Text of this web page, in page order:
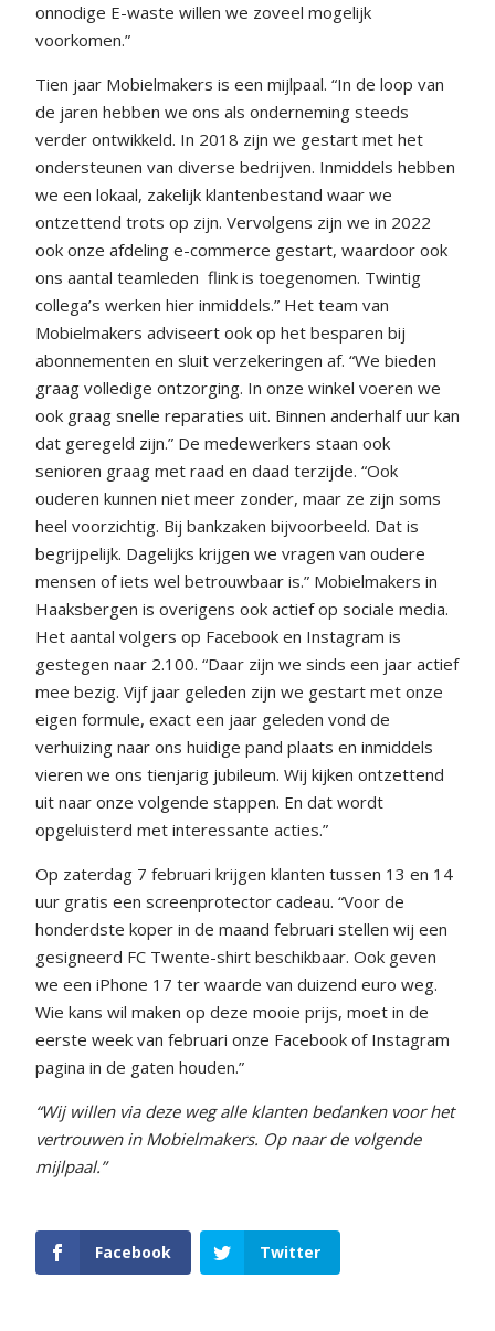
onnodige E-waste willen we zoveel mogelijk
voorkomen.”
Tien jaar Mobielmakers is een mijlpaal. “In de loop van
de jaren hebben we ons als onderneming steeds
verder ontwikkeld. In 2018 zijn we gestart met het
ondersteunen van diverse bedrijven. Inmiddels hebben
we een lokaal, zakelijk klantenbestand waar we
ontzettend trots op zijn. Vervolgens zijn we in 2022
ook onze afdeling e-commerce gestart, waardoor ook
ons aantal teamleden flink is toegenomen. Twintig
collega’s werken hier inmiddels.” Het team van
Mobielmakers adviseert ook op het besparen bij
abonnementen en sluit verzekeringen af. “We bieden
graag volledige ontzorging. In onze winkel voeren we
ook graag snelle reparaties uit. Binnen anderhalf uur kan
dat geregeld zijn.” De medewerkers staan ook
senioren graag met raad en daad terzijde. “Ook
ouderen kunnen niet meer zonder, maar ze zijn soms
heel voorzichtig. Bij bankzaken bijvoorbeeld. Dat is
begrijpelijk. Dagelijks krijgen we vragen van oudere
mensen of iets wel betrouwbaar is.” Mobielmakers in
Haaksbergen is overigens ook actief op sociale media.
Het aantal volgers op Facebook en Instagram is
gestegen naar 2.100. “Daar zijn we sinds een jaar actief
mee bezig. Vijf jaar geleden zijn we gestart met onze
eigen formule, exact een jaar geleden vond de
verhuizing naar ons huidige pand plaats en inmiddels
vieren we ons tienjarig jubileum. Wij kijken ontzettend
uit naar onze volgende stappen. En dat wordt
opgeluisterd met interessante acties.”
Op zaterdag 7 februari krijgen klanten tussen 13 en 14
uur gratis een screenprotector cadeau. “Voor de
honderdste koper in de maand februari stellen wij een
gesigneerd FC Twente-shirt beschikbaar. Ook geven
we een iPhone 17 ter waarde van duizend euro weg.
Wie kans wil maken op deze mooie prijs, moet in de
eerste week van februari onze Facebook of Instagram
pagina in de gaten houden.”
“Wij willen via deze weg alle klanten bedanken voor het
vertrouwen in Mobielmakers. Op naar de volgende
mijlpaal.”
Facebook Twitter